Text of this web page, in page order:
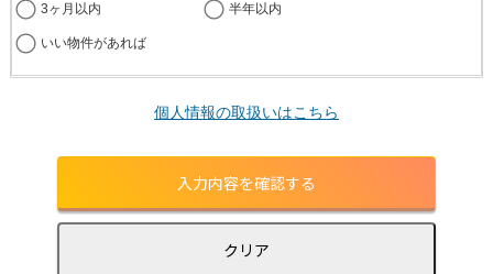
3ヶ月以内 半年以内
いい物件があれば
個人情報の取扱いはこちら